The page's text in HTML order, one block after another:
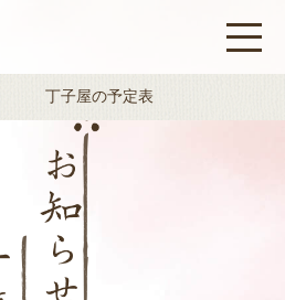
丁子屋の予定表